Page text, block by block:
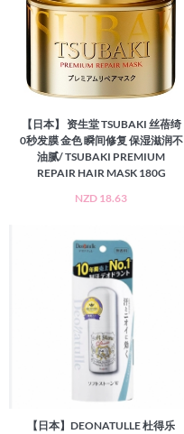
【日本】 资生堂 TSUBAKI 丝蓓绮
0秒发膜 金色 瞬间修复 保湿滋润不
油腻/ TSUBAKI PREMIUM
REPAIR HAIR MASK 180G
NZD 18.63
【日本】DEONATULLE 杜得乐